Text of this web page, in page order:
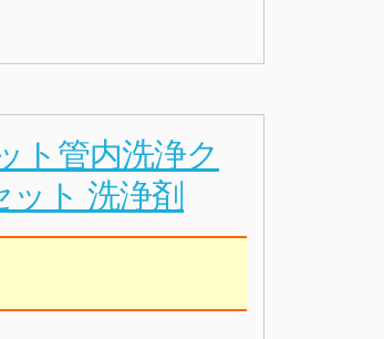
ト管内洗浄ク
ット 洗浄剤